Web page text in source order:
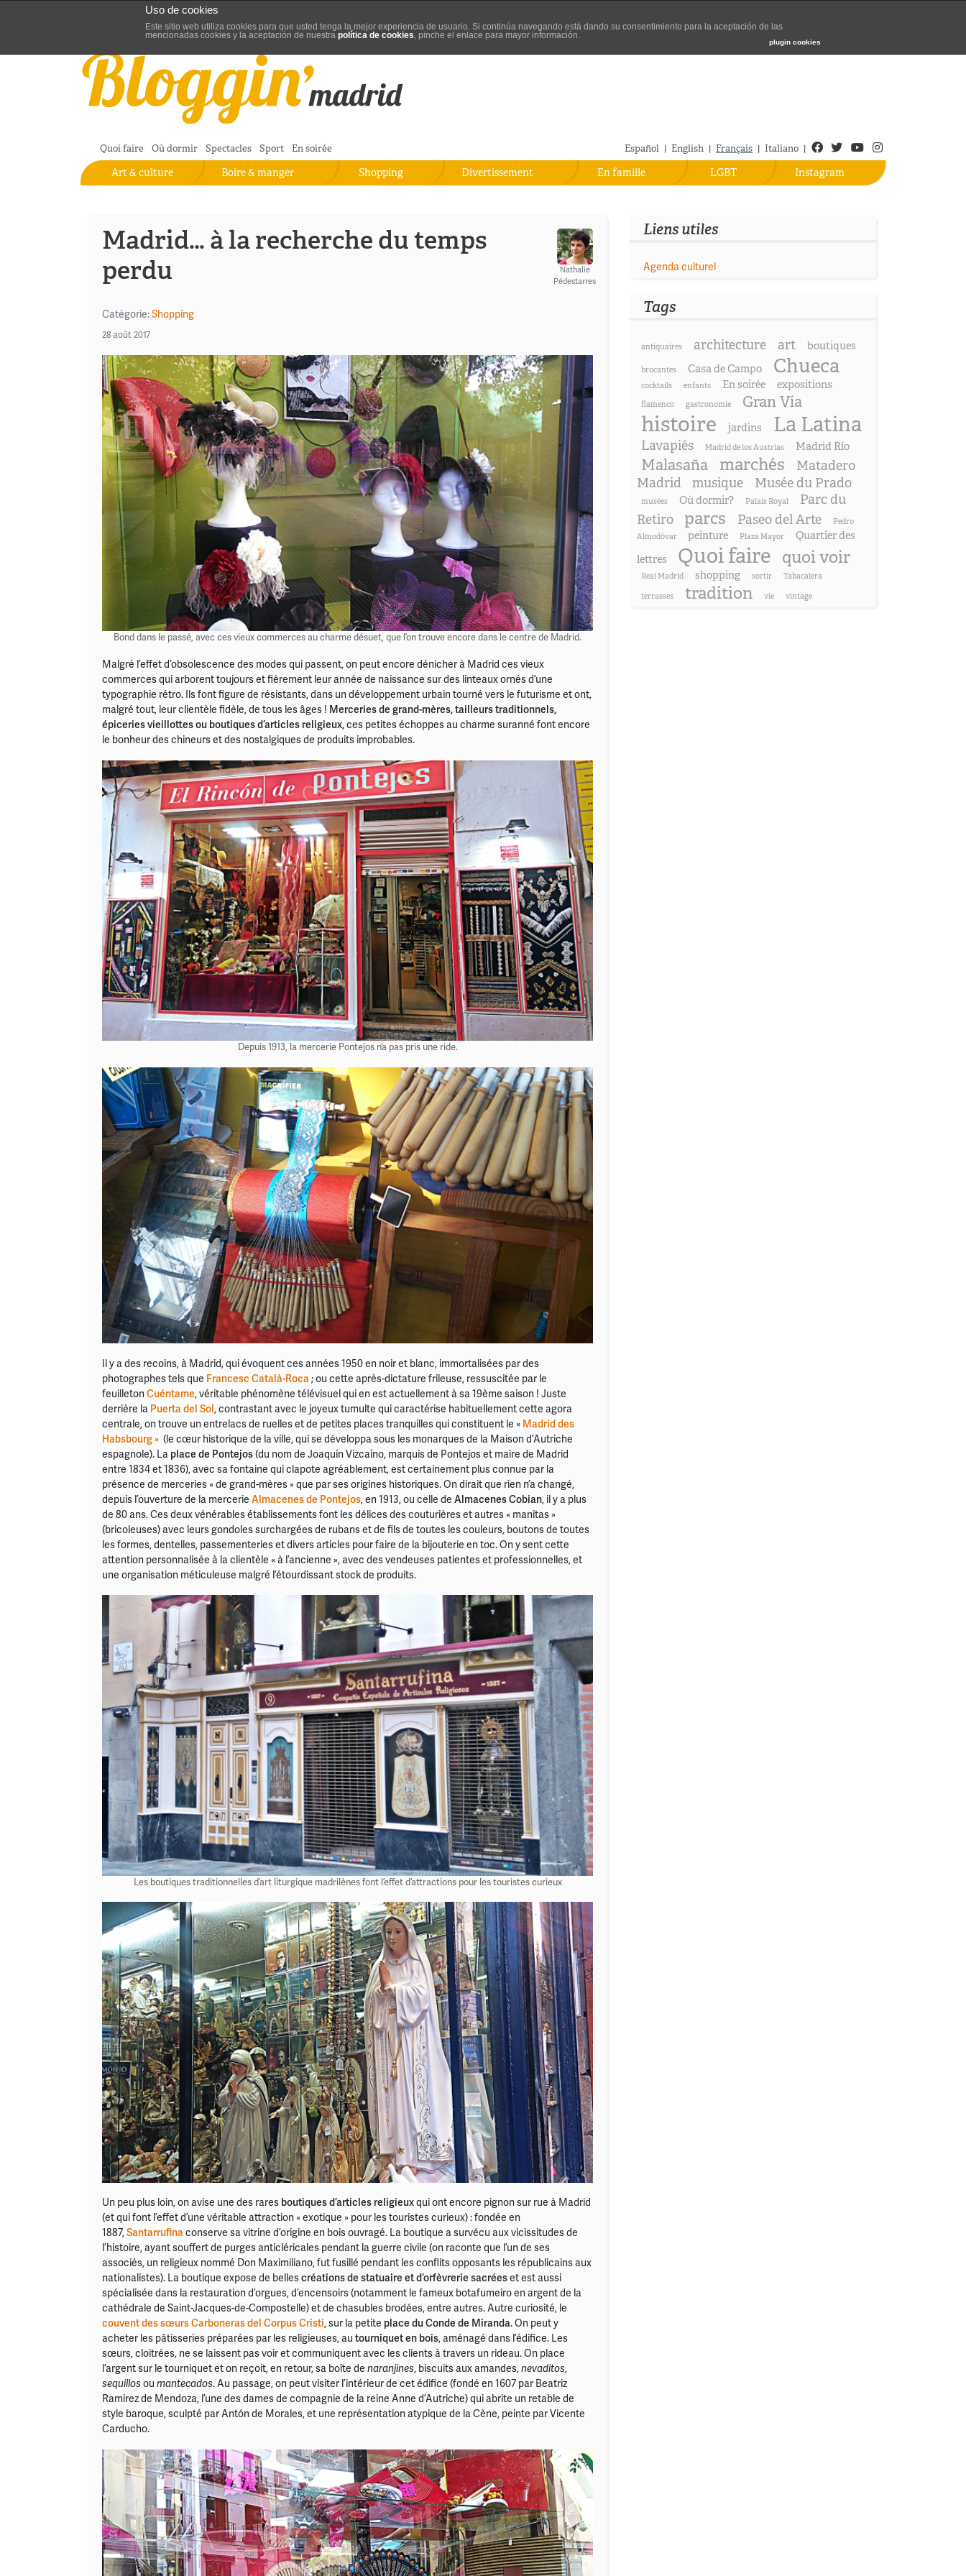
Uso de cookies
Este sitio web utiliza cookies para que usted tenga la mejor experiencia de usuario. Si continúa navegando está dando su consentimiento para la aceptación de las
mencionadas cookies y la aceptación de nuestra política de cookies, pinche el enlace para mayor información.
plugin cookies
Blog de turisme de Madrid
Quoi faire Où dormir Spectacles Sport En soirée Español English Français Italiano Facebook
TwitterYoutube
Instagram
Instagram
LGBT
En famille
Divertissement
Shopping
Boire & manger
Art & culture
Madrid… à la recherche du temps
perdu
Catégorie:Shopping
28 août 2017
Nathalie
Pédestarres
Bond dans le passé, avec ces vieux commerces au charme désuet, que l’on trouve encore dans le centre de Madrid.
Malgré l’effet d’obsolescence des modes qui passent, on peut encore dénicher à Madrid ces vieux
commerces qui arborent toujours et fièrement leur année de naissance sur des linteaux ornés d’une
typographie rétro. Ils font figure de résistants, dans un développement urbain tourné vers le futurisme et ont,
malgré tout, leur clientèle fidèle, de tous les âges ! Merceries de grand-mères, tailleurs traditionnels,
épiceries vieillottes ou boutiques d’articles religieux,ces petites échoppes au charme suranné font encore
le bonheur des chineurs et des nostalgiques de produits improbables.
Depuis 1913, la mercerie Pontejos n’a pas pris une ride.
Il y a des recoins, à Madrid, qui évoquent ces années 1950 en noir et blanc, immortalisées par des
photographes tels que Francesc Català-Roca; ou cette après-dictature frileuse, ressuscitée par le
feuilletonCuéntame, véritable phénomène télévisuel qui en est actuellement à sa 19ème saison ! Juste
derrière la Puerta del Sol , contrastant avec le joyeux tumulte qui caractérise habituellement cette agora
centrale, on trouve un entrelacs de ruelles et de petites places tranquilles qui constituent le « Madrid des
Habsbourg » (le cœur historique de la ville, qui se développa sous les monarques de la Maison d’Autriche
espagnole). La place de Pontejos(du nom de Joaquín Vizcaíno, marquis de Pontejos et maire de Madrid
entre 1834 et 1836), avec sa fontaine qui clapote agréablement, est certainement plus connue par la
présence de merceries « de grand-mères » que par ses origines historiques. On dirait que rien n’a changé,
depuis l’ouverture de la mercerie Almacenes de Pontejos, en 1913, ou celle de Almacenes Cobian, il y a plus
de 80 ans. Ces deux vénérables établissements font les délices des couturières et autres « manitas »
(bricoleuses) avec leurs gondoles surchargées de rubans et de fils de toutes les couleurs, boutons de toutes
les formes, dentelles, passementeries et divers articles pour faire de la bijouterie en toc. On y sent cette
attention personnalisée à la clientèle « à l’ancienne », avec des vendeuses patientes et professionnelles, et
une organisation méticuleuse malgré l’étourdissant stock de produits.
Les boutiques traditionnelles d’art liturgique madrilènes font l’effet d’attractions pour les touristes curieux
Un peu plus loin, on avise une des rares boutiques d’articles religieuxqui ont encore pignon sur rue à Madrid
(et qui font l’effet d’une véritable attraction « exotique » pour les touristes curieux) : fondée en
1887,Santarrufinaconserve sa vitrine d’origine en bois ouvragé. La boutique a survécu aux vicissitudes de
l’histoire, ayant souffert de purges anticléricales pendant la guerre civile (on raconte que l’un de ses
associés, un religieux nommé Don Maximiliano, fut fusillé pendant les conflits opposants les républicains aux
nationalistes). La boutique expose de bellescréations de statuaire et d’orfèvrerie sacréeset est aussi
spécialisée dans la restauration d’orgues, d’encensoirs (notamment le fameux botafumeiro en argent de la
cathédrale de Saint-Jacques-de-Compostelle) et de chasubles brodées, entre autres. Autre curiosité, le
couvent des sœurs Carboneras del Corpus Cristi, sur la petite place du Conde de Miranda. On peut y
acheter les pâtisseries préparées par les religieuses, au tourniquet en bois, aménagé dans l’édifice. Les
sœurs, cloitrées, ne se laissent pas voir et communiquent avec les clients à travers un rideau. On place
l’argent sur le tourniquet et on reçoit, en retour, sa boîte de naranjines, biscuits aux amandes,nevaditos,
sequillos ou mantecados. Au passage, on peut visiter l’intérieur de cet édifice (fondé en 1607 par Beatriz
Ramirez de Mendoza, l’une des dames de compagnie de la reine Anne d’Autriche) qui abrite un retable de
style baroque, sculpté par Antón de Morales, et une représentation atypique de la Cène, peinte par Vicente
Carducho.
Liens utiles
Agenda culturel
Tags
antiquaires architecture art boutiques
brocantes Casa de Campo Chueca
cocktails enfants En soirée expositions
flamenco gastronomie Gran Vía
histoire jardins La Latina
Lavapiés Madrid de los Austrias Madrid Río
Malasaña marchés
Matadero
Madrid
musique Musée du Prado
musées Où dormir? Palais Royal
Parc du
Retiro
parcs Paseo del Arte
Pedro
Almodóvar
peinture Plaza Mayor
Quartier des
lettres
Quoi faire quoi voir
Real Madrid shopping sortir Tabacalera
terrasses tradition vie vintage